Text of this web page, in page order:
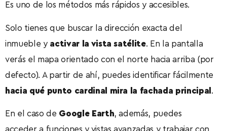
Es uno de los métodos más rápidos y accesibles.
Solo tienes que buscar la dirección exacta del
inmueble y activar la vista satélite. En la pantalla
verás el mapa orientado con el norte hacia arriba (por
defecto). A partir de ahí, puedes identificar fácilmente
hacia qué punto cardinal mira la fachada principal .
En el caso de Google Earth, además, puedes
acceder a funciones y vistas avanzadas y trabajar con